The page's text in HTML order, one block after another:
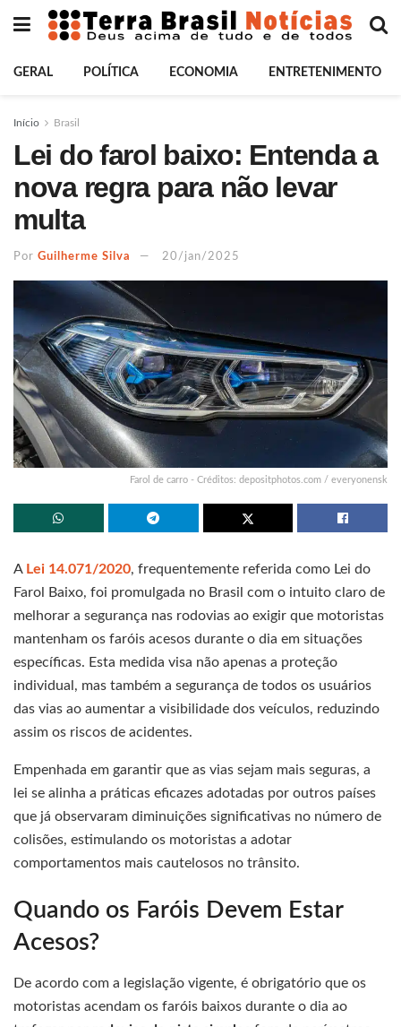
GERAL POLÍTICA ECONOMIA ENTRETENIMENTO
Início Brasil
Lei do farol baixo: Entenda a
nova regra para não levar
multa
Por Guilherme Silva 20/jan/2025
Farol de carro - Créditos: depositphotos.com / everyonensk
A Lei 14.071/2020, frequentemente referida como Lei do
Farol Baixo, foi promulgada no Brasil com o intuito claro de
melhorar a segurança nas rodovias ao exigir que motoristas
mantenham os faróis acesos durante o dia em situações
específicas. Esta medida visa não apenas a proteção
individual, mas também a segurança de todos os usuários
das vias ao aumentar a visibilidade dos veículos, reduzindo
assim os riscos de acidentes.
Empenhada em garantir que as vias sejam mais seguras, a
lei se alinha a práticas eficazes adotadas por outros países
que já observaram diminuições significativas no número de
colisões, estimulando os motoristas a adotar
comportamentos mais cautelosos no trânsito.
Quando os Faróis Devem Estar
Acesos?
De acordo com a legislação vigente, é obrigatório que os
motoristas acendam os faróis baixos durante o dia ao